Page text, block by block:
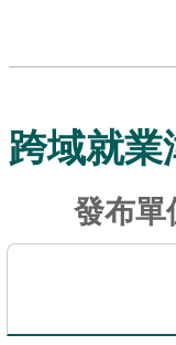
資
訊
跨域就業
發布單